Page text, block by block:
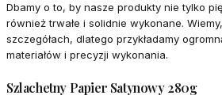
Dbamy o to, by nasze produkty nie tylko
również trwałe i solidnie wykonane.
szczegółach, dlatego przykładamy
materiałów i precyzji wykonania.
Szlachetny Papier Satynowy 280g